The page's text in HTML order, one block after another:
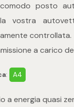
posto
vostra
controllata.
a carico
: A4
a energia quasi